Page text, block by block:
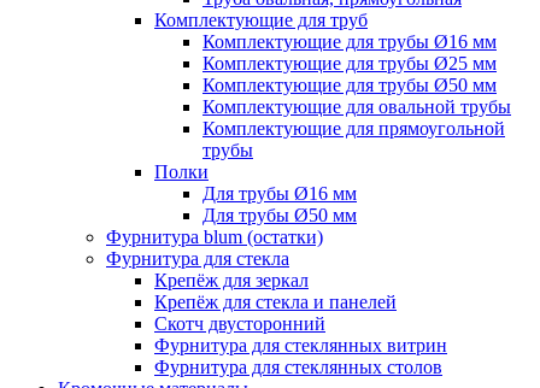
Комплектующие для труб
Комплектующие для трубы Ø16 мм
Комплектующие для трубы Ø25 мм
Комплектующие для трубы Ø50 мм
Комплектующие для овальной трубы
Комплектующие для прямоугольной
трубы
Полки
Для трубы Ø16 мм
Для трубы Ø50 мм
Фурнитура blum (остатки)
Фурнитура для стекла
Крепёж для зеркал
Крепёж для стекла и панелей
Скотч двусторонний
Фурнитура для стеклянных витрин
Фурнитура для стеклянных столов